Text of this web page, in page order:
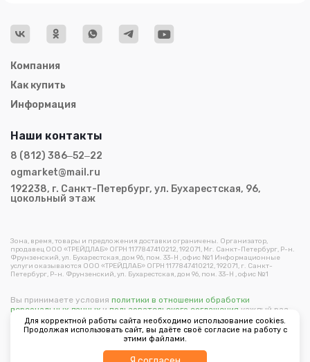
Фильтр
Компания
Как купить
Информация
Зона, время, товары и предложения доставки ограничены. Организатор,
продавец ООО «ТРЕЙДЛАБ» ОГРН 1177847410212, 192071, Мг. Санкт-Петербург, Р-н.
Фрунзенский, ул. Бухарестская, дом 96, пом. 33-Н , офис №1 Информационные
услуги оказываются ООО «ТРЕЙДЛАБ» ОГРН 1177847410212, 192071, г. Санкт-
Петербург, Р-н. Фрунзенский, ул. Бухарестская, дом 96, пом. 33-Н , офис №1
Наши контакты
8 (812) 386‒52‒22
ogmarket@mail.ru
192238, г. Санкт-Петербург, ул. Бухарестская, 96,
цокольный этаж
Вы принимаете условия политики в отношении обработки
персональных данных и пользовательского соглашения каждый раз,
когда оставляете свои данные в любой форме обратной связи на
сайте ogorodmarket.com.
Copyright © 2026 ООО "Трейдлаб"
Для корректной работы сайта необходимо использование cookies.
Продолжая использовать сайт, вы даёте своё согласие на работу с
этими файлами.